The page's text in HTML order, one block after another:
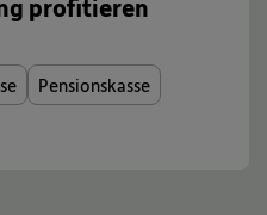
profitieren
Pensionskasse